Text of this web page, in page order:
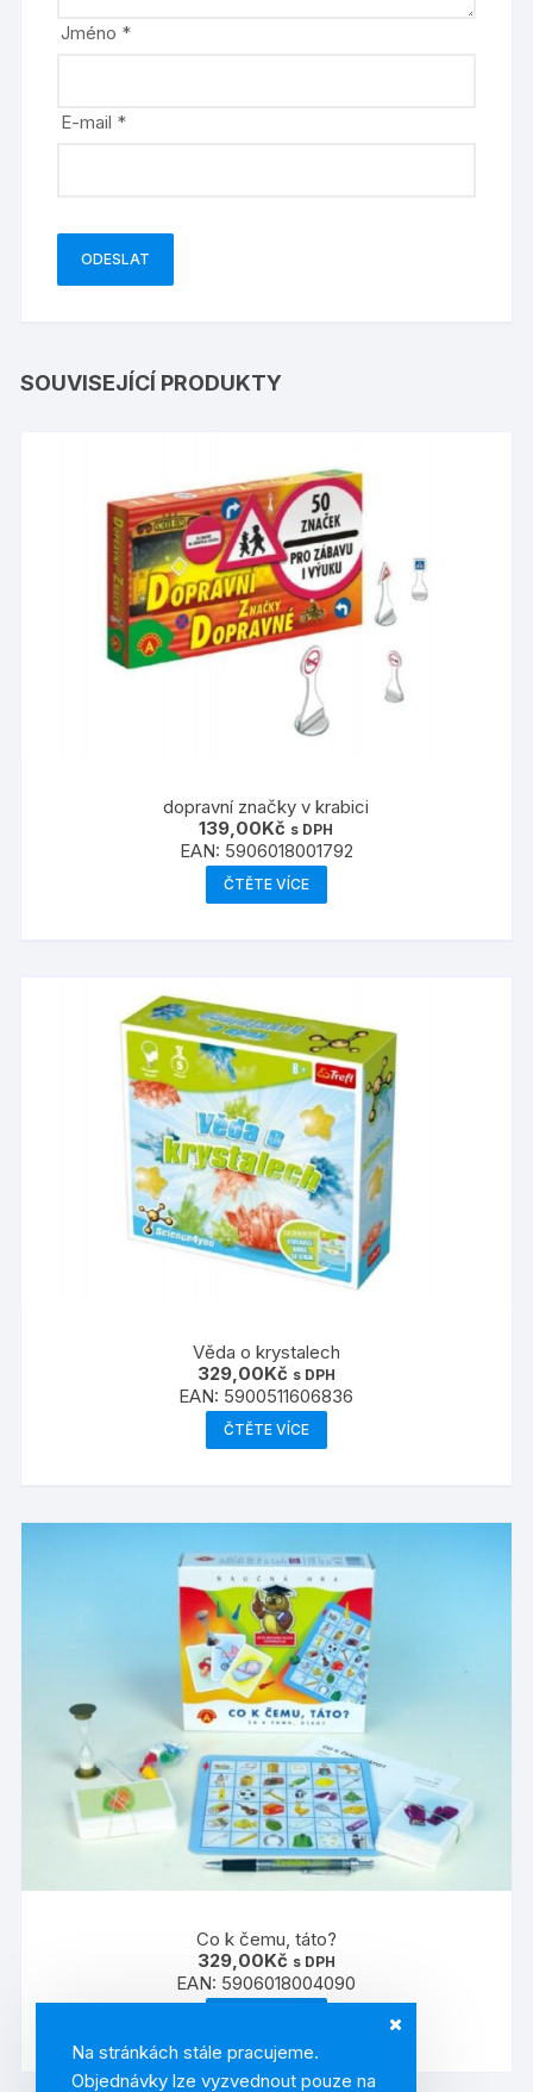
Na stránkách stále pracujeme.
Objednávky lze vyzvednout pouze na
Jméno *
E-mail *
SOUVISEJÍCÍ PRODUKTY
dopravní značky v krabici
139,00Kč s DPH
EAN: 5906018001792
ČTĚTE VÍCE
Věda o krystalech
329,00Kč s DPH
EAN: 5900511606836
ČTĚTE VÍCE
Co k čemu, táto?
329,00Kč s DPH
EAN: 5906018004090